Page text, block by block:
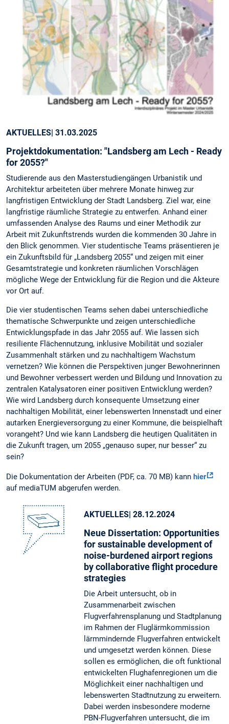
AKTUELLES| 31.03.2025
Projektdokumentation: "Landsberg am Lech - Ready
for 2055?"
Studierende aus den Masterstudiengängen Urbanistik und
Architektur arbeiteten über mehrere Monate hinweg zur
langfristigen Entwicklung der Stadt Landsberg. Ziel war, eine
langfristige räumliche Strategie zu entwerfen. Anhand einer
umfassenden Analyse des Raums und einer Methodik zur
Arbeit mit Zukunftstrends wurden die kommenden 30 Jahre in
den Blick genommen. Vier studentische Teams präsentieren je
ein Zukunftsbild für „Landsberg 2055“ und zeigen mit einer
Gesamtstrategie und konkreten räumlichen Vorschlägen
mögliche Wege der Entwicklung für die Region und die Akteure
vor Ort auf.
Die vier studentischen Teams sehen dabei unterschiedliche
thematische Schwerpunkte und zeigen unterschiedliche
Entwicklungspfade in das Jahr 2055 auf. Wie lassen sich
resiliente Flächennutzung, inklusive Mobilität und sozialer
Zusammenhalt stärken und zu nachhaltigem Wachstum
vernetzen? Wie können die Perspektiven junger Bewohnerinnen
und Bewohner verbessert werden und Bildung und Innovation zu
zentralen Katalysatoren einer positiven Entwicklung werden?
Wie wird Landsberg durch konsequente Umsetzung einer
nachhaltigen Mobilität, einer lebenswerten Innenstadt und einer
autarken Energieversorgung zu einer Kommune, die beispielhaft
vorangeht? Und wie kann Landsberg die heutigen Qualitäten in
die Zukunft tragen, um 2055 „genauso super, nur besser“ zu
sein?
Die Dokumentation der Arbeiten (PDF, ca. 70 MB) kann hier
auf mediaTUM abgerufen werden.
AKTUELLES | 28.12.2024
Neue Dissertation: Opportunities
for sustainable development of
noise-burdened airport regions
by collaborative flight procedure
strategies
Die Arbeit untersucht, ob in
Zusammenarbeit zwischen
Flugverfahrensplanung und Stadtplanung
im Rahmen der Fluglärmkommission
lärmmindernde Flugverfahren entwickelt
und umgesetzt werden können. Diese
sollen es ermöglichen, die oft funktional
entwickelten Flughafenregionen um die
Möglichkeit einer nachhaltigen und
lebenswerten Stadtnutzung zu erweitern.
Dabei werden insbesondere moderne
PBN-Flugverfahren untersucht, die im